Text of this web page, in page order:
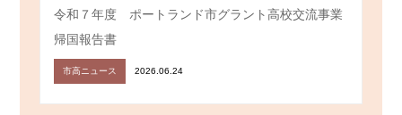
令和７年度 ポートランド市グラント高校交流事業
帰国報告書
市高ニュース 2026.06.24